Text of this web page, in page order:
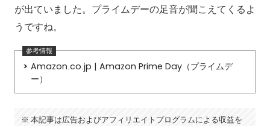
が出ていました。プライムデーの足音が聞こえてくるよ
うですね。
Amazon.co.jp | Amazon Prime Day（プライムデ
ー）
本記事は広告およびアフィリエイトプログラムによる収益を